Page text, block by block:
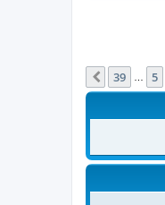
5
39 הבא